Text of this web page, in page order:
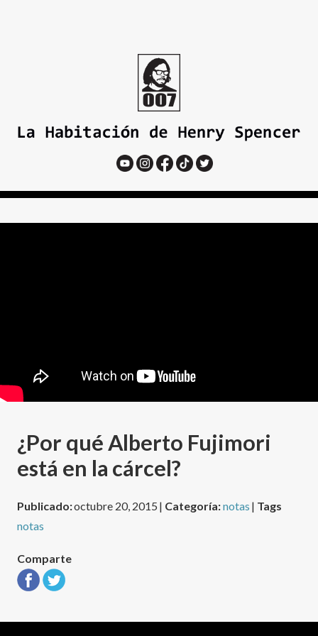
¿Por qué Alberto Fujimori
está en la cárcel?
Publicado:octubre 20, 2015 | Categoría:notas | Tags
notas
Comparte